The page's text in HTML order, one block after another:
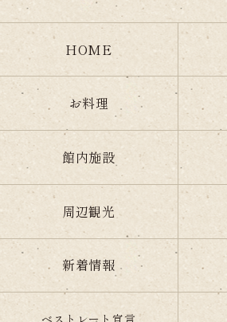
HOME
お料理
館内施設
周辺観光
新着情報